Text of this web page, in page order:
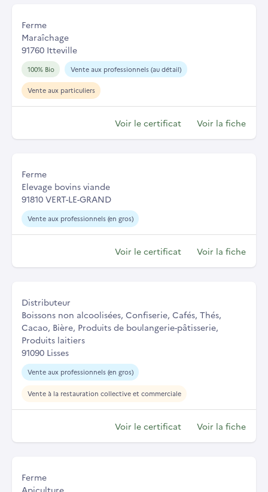
Ferme
Maraîchage
91760 Itteville
100% Bio Vente aux professionnels (au détail)
Vente aux particuliers
Voir le certificat Voir la fiche
Ferme
Elevage bovins viande
91810 VERT-LE-GRAND
Vente aux professionnels (en gros)
Voir le certificat Voir la fiche
Distributeur
Boissons non alcoolisées, Confiserie, Cafés, Thés,
Cacao, Bière, Produits de boulangerie-pâtisserie,
Produits laitiers
91090 Lisses
Vente aux professionnels (en gros)
Vente à la restauration collective et commerciale
Voir le certificat Voir la fiche
Ferme
Apiculture